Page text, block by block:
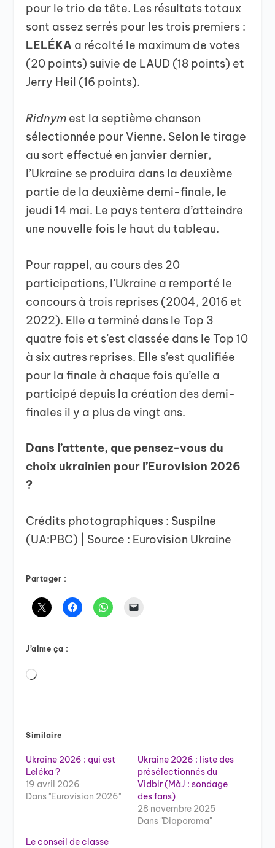
pour le trio de tête. Les résultats totaux
sont assez serrés pour les trois premiers :
LELÉKA a récolté le maximum de votes
(20 points) suivie de LAUD (18 points) et
Jerry Heil (16 points).
Ridnym est la septième chanson
sélectionnée pour Vienne. Selon le tirage
au sort effectué en janvier dernier,
l’Ukraine se produira dans la deuxième
partie de la deuxième demi-finale, le
jeudi 14 mai. Le pays tentera d’atteindre
une nouvelle fois le haut du tableau.
Pour rappel, au cours des 20
participations, l’Ukraine a remporté le
concours à trois reprises (2004, 2016 et
2022). Elle a terminé dans le Top 3
quatre fois et s’est classée dans le Top 10
à six autres reprises. Elle s’est qualifiée
pour la finale à chaque fois qu’elle a
participé depuis la création des demi-
finales il y a plus de vingt ans.
Dans l’attente, que pensez-vous du
choix ukrainien pour l’Eurovision 2026
?
Crédits photographiques : Suspilne
(UA:PBC) | Source : Eurovision Ukraine
Partager :
J’aime ça :
Chargement…
Similaire
Ukraine 2026 : qui est
Leléka ?
19 avril 2026
Dans "Eurovision 2026"
Ukraine 2026 : liste des
présélectionnés du
Vidbir (MàJ : sondage
des fans)
28 novembre 2025
Dans "Diaporama"
Le conseil de classe